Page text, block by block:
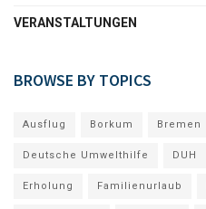
VERANSTALTUNGEN
BROWSE BY TOPICS
Ausflug Borkum Bremen
Deutsche Umwelthilfe DUH
Erholung Familienurlaub